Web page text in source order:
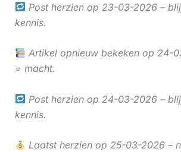
Post herzien op 23-03-2026 –
kennis.
Artikel opnieuw bekeken op 24-
= macht.
Post herzien op 24-03-2026 –
kennis.
Laatst herzien op 25-03-2026 –